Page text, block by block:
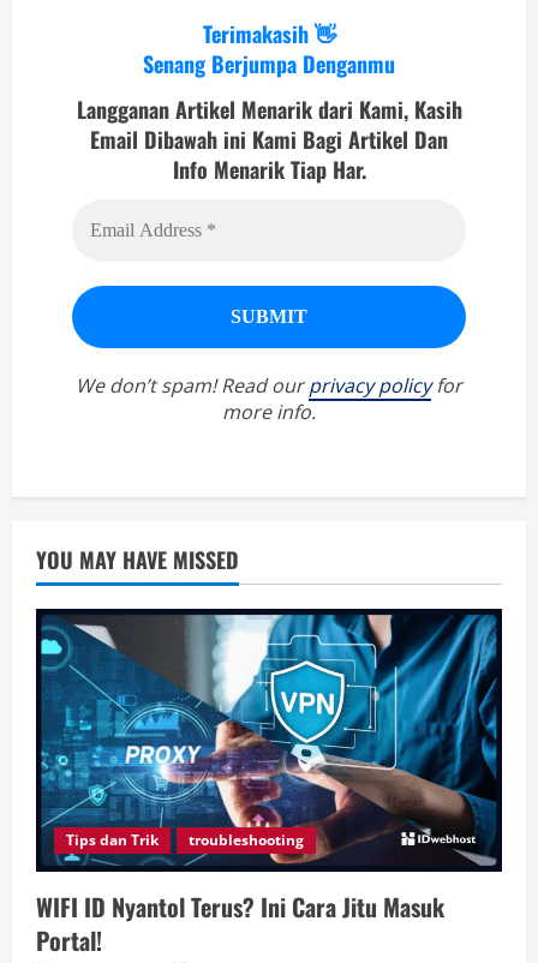
Terimakasih 👋
Senang Berjumpa Denganmu
Langganan Artikel Menarik dari Kami, Kasih
Email Dibawah ini Kami Bagi Artikel Dan
Info Menarik Tiap Har.
We don’t spam! Read ourprivacy policyfor
more info.
YOU MAY HAVE MISSED
Tips dan Trik troubleshooting
WIFI ID Nyantol Terus? Ini Cara Jitu Masuk
Portal!